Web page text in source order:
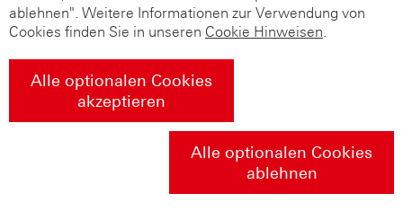
ablehnen". Weitere Informationen zur Verwendung von
Cookies finden Sie in unseren Cookie Hinweisen.
Alle optionalen Cookies
akzeptieren
Alle optionalen Cookies
ablehnen